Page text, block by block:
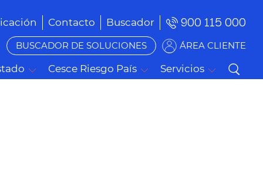
Contacto Buscador 900 115 000
BUSCADOR DE SOLUCIONES ÁREA CLIENTE
Cesce Riesgo País Servicios